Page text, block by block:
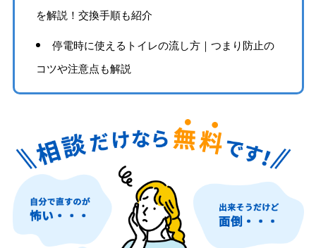
を解説！交換手順も紹介
停電時に使えるトイレの流し方｜つまり防止の
コツや注意点も解説